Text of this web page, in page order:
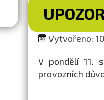
Vytvořeno:
V pondělí 11.
provozních